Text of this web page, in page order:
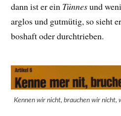
dann ist er ein Tünnesund
arglos und gutmütig, so sieht
boshaft oder durchtrieben.
Kennen wir nicht, brauchen wir nicht,